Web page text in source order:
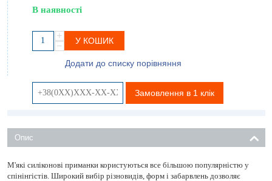
В наявності
+
−
У КОШИК
Додати до списку порівняння
Замовлення в 1 клік
Опис
М'які силіконові приманки користуються все більшою популярністю у
спінінгістів. Широкий вибір різновидів, форм і забарвлень дозволяє